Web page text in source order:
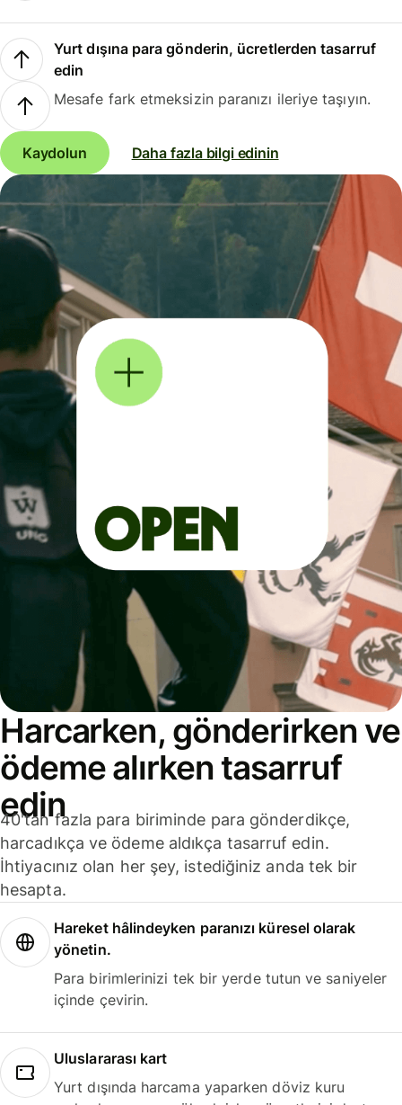
Yurt dışına para gönderin, ücretlerden tasarruf
edin
Mesafe fark etmeksizin paranızı ileriye taşıyın.
Kaydolun Daha fazla bilgi edinin
Harcarken, gönderirken ve
ödeme alırken tasarruf
edin
40'tan fazla para biriminde para gönderdikçe,
harcadıkça ve ödeme aldıkça tasarruf edin.
İhtiyacınız olan her şey, istediğiniz anda tek bir
hesapta.
Hareket hâlindeyken paranızı küresel olarak
yönetin.
Para birimlerinizi tek bir yerde tutun ve saniyeler
içinde çevirin.
Uluslararası kart
Yurt dışında harcama yaparken döviz kuru